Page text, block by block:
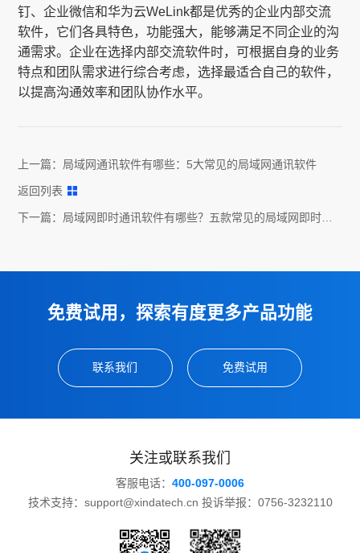
钉、企业微信和华为云WeLink都是优秀的企业内部交流
软件，它们各具特色，功能强大，能够满足不同企业的沟
通需求。企业在选择内部交流软件时，可根据自身的业务
特点和团队需求进行综合考虑，选择最适合自己的软件，
以提高沟通效率和团队协作水平。
上一篇： 局域网通讯软件有哪些：5大常见的局域网通讯软件
返回列表
下一篇： 局域网即时通讯软件有哪些？五款常见的局域网即时通
免费试用，探索有度更多产品功能
联系我们 免费试用
关注或联系我们
客服电话： 400-097-0006
技术支持：support@xindatech.cn 投诉举报：0756-3232110